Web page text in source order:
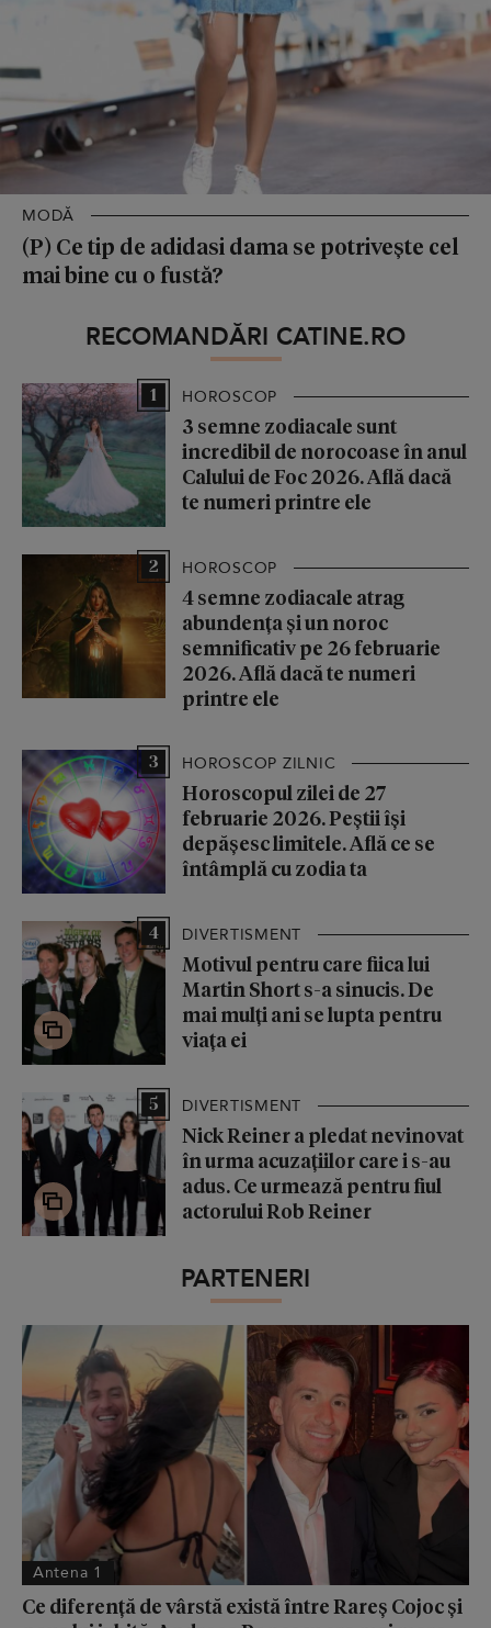
MODĂ
(P) Ce tip de adidasi dama se potrivește cel
mai bine cu o fustă?
RECOMANDĂRI CATINE.RO
1 HOROSCOP
3 semne zodiacale sunt
incredibil de norocoase în anul
Calului de Foc 2026. Află dacă
te numeri printre ele
2 HOROSCOP
4 semne zodiacale atrag
abundența și un noroc
semnificativ pe 26 februarie
2026. Află dacă te numeri
printre ele
3 HOROSCOP ZILNIC
Horoscopul zilei de 27
februarie 2026. Peștii își
depășesc limitele. Află ce se
întâmplă cu zodia ta
4 DIVERTISMENT
Motivul pentru care fiica lui
Martin Short s-a sinucis. De
mai mulți ani se lupta pentru
viața ei
5 DIVERTISMENT
Nick Reiner a pledat nevinovat
în urma acuzațiilor care i s-au
adus. Ce urmează pentru fiul
actorului Rob Reiner
PARTENERI
Antena 1
Ce diferență de vârstă există între Rareș Cojoc și